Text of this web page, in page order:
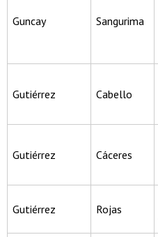
Guncay Sangurima
Gutiérrez Cabello
Gutiérrez Cáceres
Gutiérrez Rojas